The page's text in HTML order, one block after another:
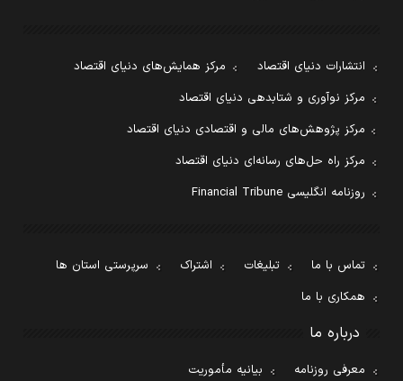
انتشارات دنیای اقتصاد
مرکز همایش‌های دنیای اقتصاد
مرکز نوآوری و شتابدهی دنیای اقتصاد
مرکز پژوهش‌های مالی و اقتصادی دنیای اقتصاد
مرکز راه حل‌های رسانه‌ای دنیای اقتصاد
روزنامه انگلیسی Financial Tribune
تماس با ما تبلیغات اشتراک
سرپرستی استان ها
همکاری با ما
درباره ما
معرفی روزنامه بیانیه مأموریت